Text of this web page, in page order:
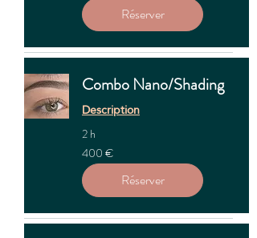
Réserver
Combo Nano/Shading
Description
2 h
400
euros
400 €
Réserver